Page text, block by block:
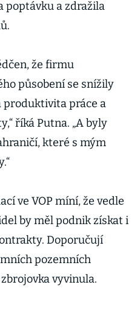
poptávku a zdražila
že firmu
působení se snížily
produktivita práce a
říká Putna. „A byly
které s mým
ve VOP míní, že vedle
by měl podnik získat i
Doporučují
pozemních
vyvinula.